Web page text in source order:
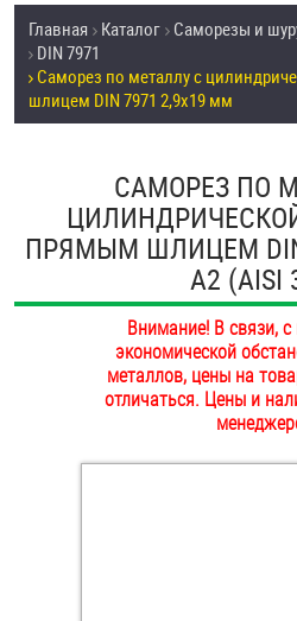
УСЛУГИ
СКИДКИ
ПОКУПАТЕЛЯМ
ОПЛАТА И ДОСТАВКА
НАШИ МАГАЗИНЫ
Товары со скидкой
Анкеры
Антивандальный
Болты и винты
Втулки
Гайки
Дюбели
Дюймовый крепёж
Главная Каталог Саморезы и
DIN 7971
Саморез по металлу с
шлицем DIN 7971 2,9х19 мм
САМОРЕЗ ПО
ПРЯМЫМ ШЛИЦЕМ
А2 (AISI
Внимание! В связи,
экономической
металлов, цены на
отличаться. Цены и